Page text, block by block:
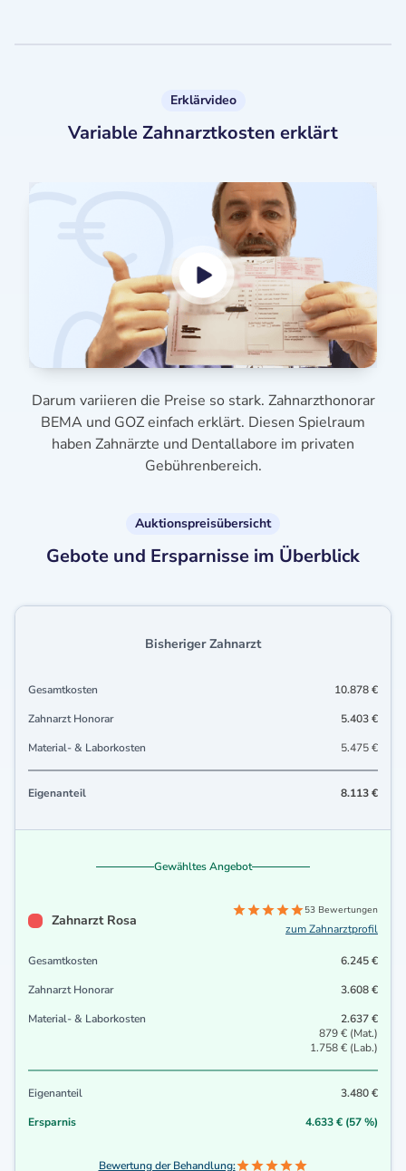
Erklärvideo
Variable Zahnarztkosten erklärt
Darum variieren die Preise so stark. Zahnarzthonorar
BEMA und GOZ einfach erklärt. Diesen Spielraum
haben Zahnärzte und Dentallabore im privaten
Gebührenbereich.
Auktionspreisübersicht
Gebote und Ersparnisse im Überblick
Bisheriger Zahnarzt
Gesamtkosten
10.878 €
Zahnarzt Honorar
5.403 €
Material- & Laborkosten
5.475 €
Eigenanteil 8.113 €
Gewähltes Angebot
Zahnarzt Rosa
53 Bewertungen
zum Zahnarztprofil
Gesamtkosten
6.245 €
Zahnarzt Honorar
3.608 €
Material- & Laborkosten
2.637 €
879 € (Mat.)
1.758 € (Lab.)
Eigenanteil
3.480 €
Ersparnis
4.633 € (57 %)
Bewertung der Behandlung: